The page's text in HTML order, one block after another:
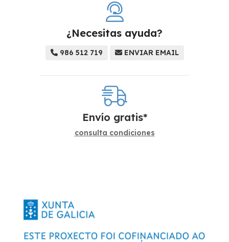
¿Necesitas ayuda?
986 512 719 ENVIAR EMAIL
Envío gratis*
consulta condiciones